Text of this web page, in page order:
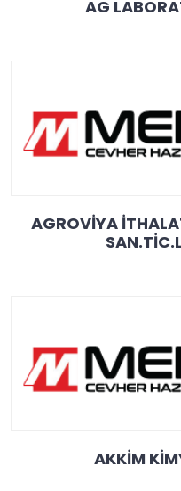
AG
AGROVİYA
AKKİM